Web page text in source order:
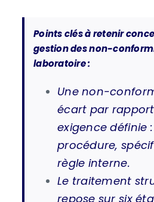
Points clés à retenir
gestion des non-
laboratoire :
Une non-
écart par
exigence définie
procédure,
règle interne.
Le traitement
repose sur six